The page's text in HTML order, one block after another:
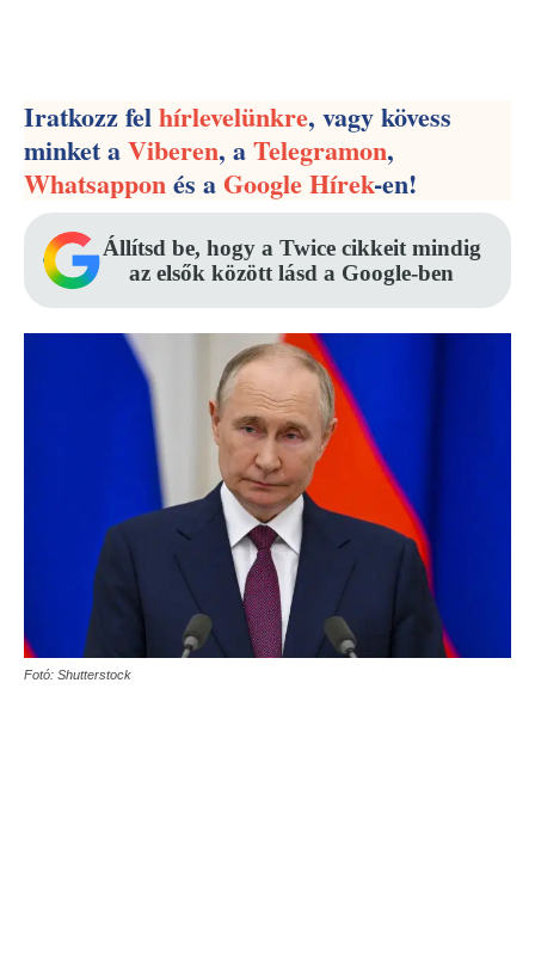
Iratkozz felhírlevelünkre, vagy kövess
minket aViberen, aTelegramon,
Whatsapponés aGoogle Hírek-en!
Állítsd be, hogy a Twice cikkeit mindig
az elsők között lásd a Google-ben
Fotó: Shutterstock